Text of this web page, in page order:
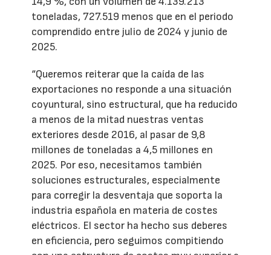
toneladas, 727.519 menos que en el periodo
comprendido entre julio de 2024 y junio de
2025.
“Queremos reiterar que la caída de las
exportaciones no responde a una situación
coyuntural, sino estructural, que ha reducido
a menos de la mitad nuestras ventas
exteriores desde 2016, al pasar de 9,8
millones de toneladas a 4,5 millones en
2025. Por eso, necesitamos también
soluciones estructurales, especialmente
para corregir la desventaja que soporta la
industria española en materia de costes
eléctricos. El sector ha hecho sus deberes
en eficiencia, pero seguimos compitiendo